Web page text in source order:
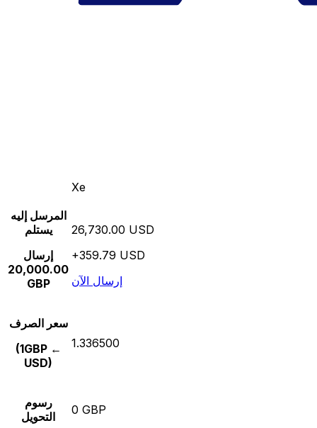
Xe
المرسل إليه
يستلم
إرسال
20,000.00
GBP
26,730.00 USD
+359.79 USD
إرسال الآن
سعر الصرف
(1GBP ←
USD)
1.336500
رسوم
التحويل
0 GBP